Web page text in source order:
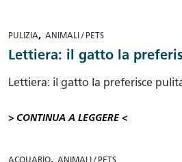
PULIZIA,ANIMALI / PETS
Lettiera: il gatto la
Lettiera: il gatto la preferisce
> CONTINUA A LEGGERE <
ACQUARIO ANIMALI / PETS